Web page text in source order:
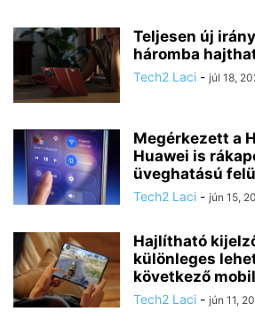
Teljesen új
háromba
Tech2 Laci - júl 18,
Megérkezett a
Huawei is
üveghatású
Tech2 Laci - jún 15,
Hajlítható
különleges
következő
Tech2 Laci - jún 11,